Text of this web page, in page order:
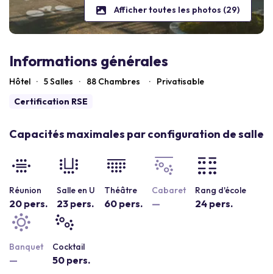
Afficher toutes les photos (29)
Informations générales
Hôtel · 5 Salles · 88 Chambres ·
Privatisable
Certification RSE
Capacités maximales par configuration de salle
Réunion
20 pers.
Salle en U
23 pers.
Théâtre
60 pers.
Cabaret
—
Rang d'école
24 pers.
Banquet
—
Cocktail
50 pers.